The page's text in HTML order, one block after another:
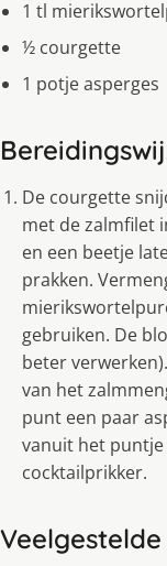
1 tl
½ courgette
1 potje asperges
De courgette
met de zalmfilet
en een beetje
prakken.
gebruiken. De
beter
van het
punt een paar
vanuit het
cocktailprikker.